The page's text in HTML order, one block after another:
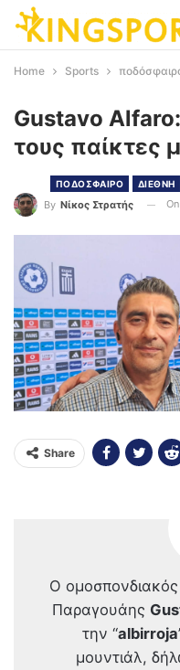
Home Sports
Gustavo
τους παίκτες
ΠΟΔΟΣΦΑΙΡΟ ΔΙΕΘΝΗ
By Νίκος Στρατής On
Share
Ο
Παραγουάης
την “albirroja
μουντιάλ,